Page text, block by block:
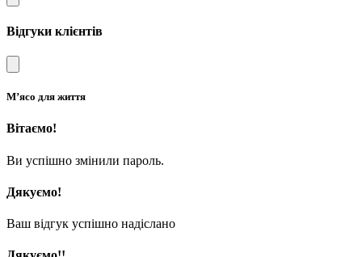
Відгуки клієнтів
М’ясо для життя
Вітаємо!
Ви успішно змінили пароль.
Дякуємо!
Ваш відгук успішно надіслано